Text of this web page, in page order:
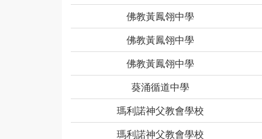
佛教黃鳳翎中學
佛教黃鳳翎中學
佛教黃鳳翎中學
葵涌循道中學
瑪利諾神父教會學校
瑪利諾神父教會學校